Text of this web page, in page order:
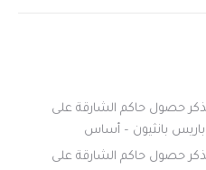
حصول حاكم الشارقة على
باريس بانثيون – أساس
حصول حاكم الشارقة على